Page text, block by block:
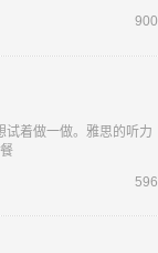
900
着做一做。雅思的听力
596